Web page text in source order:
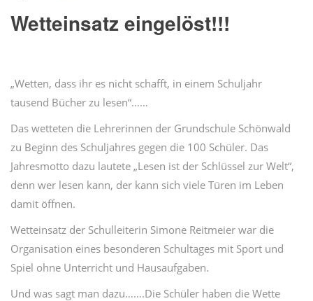
Wetteinsatz eingelöst!!!
„Wetten, dass ihr es nicht schafft, in einem Schuljahr
tausend Bücher zu lesen“……
Das wetteten die Lehrerinnen der Grundschule Schönwald
zu Beginn des Schuljahres gegen die 100 Schüler. Das
Jahresmotto dazu lautete „Lesen ist der Schlüssel zur Welt“,
denn wer lesen kann, der kann sich viele Türen im Leben
damit öffnen.
Wetteinsatz der Schulleiterin Simone Reitmeier war die
Organisation eines besonderen Schultages mit Sport und
Spiel ohne Unterricht und Hausaufgaben.
Und was sagt man dazu…….Die Schüler haben die Wette